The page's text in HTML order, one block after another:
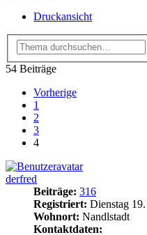
Druckansicht
54 Beiträge
Vorherige
1
2
3
4
derfred
Beiträge: 316
Registriert: Dienstag
Wohnort: Nandlstadt
Kontaktdaten: